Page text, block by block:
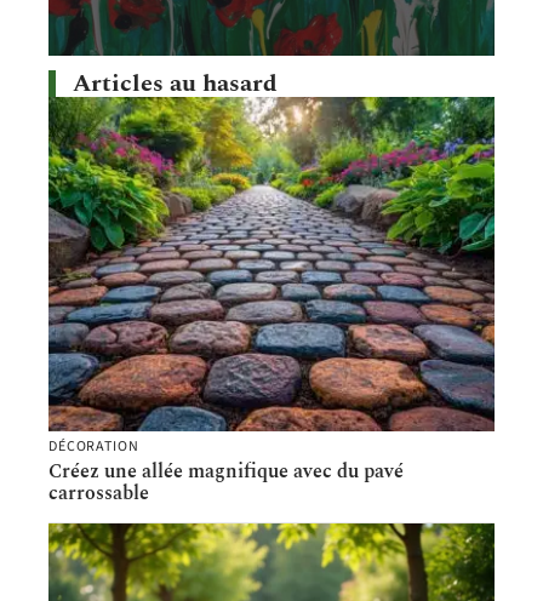
Articles au hasard
DÉCORATION
Créez une allée magnifique avec du pavé
carrossable